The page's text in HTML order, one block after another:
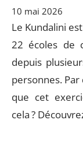
10 mai 2026
Le Kundalini
22 écoles de
depuis
personnes.
que cet
cela ?